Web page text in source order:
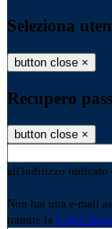
Seleziona
button close ×
Recupero
button close ×
all'indirizzo indicato
Non hai una e-mail
tramite la Login